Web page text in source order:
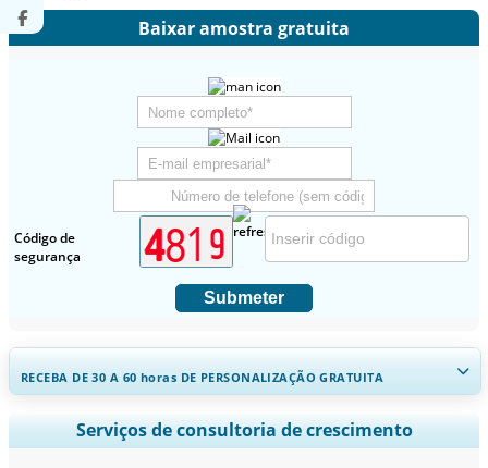
Baixar amostra gratuita
Código de
segurança
Submeter
RECEBA DE 30 A 60 horas DE PERSONALIZAÇÃO GRATUITA
Ampliar a cobertura regional e por país, Análise de segmentos,
Perfis de empresas, Benchmarking competitivo, e insights sobre o
Serviços de consultoria de crescimento